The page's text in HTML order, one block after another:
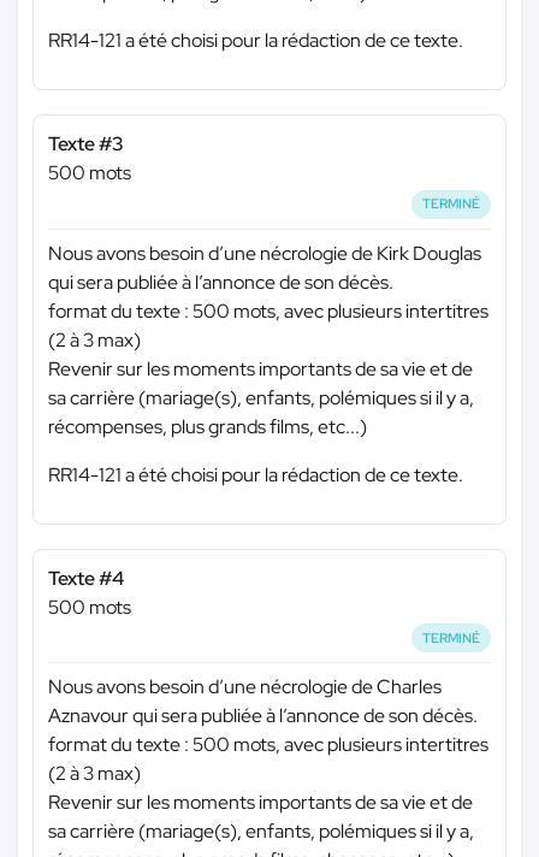
RR14-121 a été choisi pour la rédaction de ce texte.
Texte #3
500 mots
TERMINÉ
Nous avons besoin d’une nécrologie de Kirk Douglas
qui sera publiée à l’annonce de son décès.
format du texte : 500 mots, avec plusieurs intertitres
(2 à 3 max)
Revenir sur les moments importants de sa vie et de
sa carrière (mariage(s), enfants, polémiques si il y a,
récompenses, plus grands films, etc...)
RR14-121 a été choisi pour la rédaction de ce texte.
Texte #4
500 mots
TERMINÉ
Nous avons besoin d’une nécrologie de Charles
Aznavour qui sera publiée à l’annonce de son décès.
format du texte : 500 mots, avec plusieurs intertitres
(2 à 3 max)
Revenir sur les moments importants de sa vie et de
sa carrière (mariage(s), enfants, polémiques si il y a,